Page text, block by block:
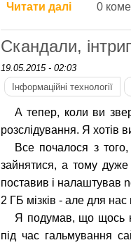
Читати далі про Ящик
0
Скандали,
19.05.2015 - 02:03
Інформаційні технології
А тепер, коли ви
розслідування. Я хотів
Все почалося з
зайнятися, а тому
поставив і налаштував
2 ГБ мізків - але для
Я подумав, що щось
під час гальмування